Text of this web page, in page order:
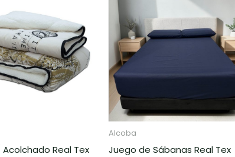
Real Tex
Alcoba
Juego de Sábanas Real Tex
precios:
desde
$162.000
hasta
$226.000